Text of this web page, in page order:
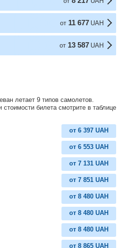
от 11 677 UAH
от 13 587 UAH
летает 9 типов самолетов.
билета смотрите в таблице
от 6 397 UAH
от 6 553 UAH
от 7 131 UAH
от 7 851 UAH
от 8 480 UAH
от 8 480 UAH
от 8 480 UAH
от 8 865 UAH